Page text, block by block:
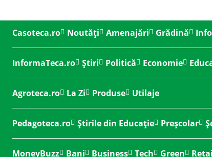
Casoteca.ro Noutăți Amenajări Grădină
InformaTeca.ro Știri Politică Economie
Agroteca.ro La Zi Produse Utilaje
Pedagoteca.ro Știrile din Educație Preșcolar
MoneyBuzz Bani Business Tech Green